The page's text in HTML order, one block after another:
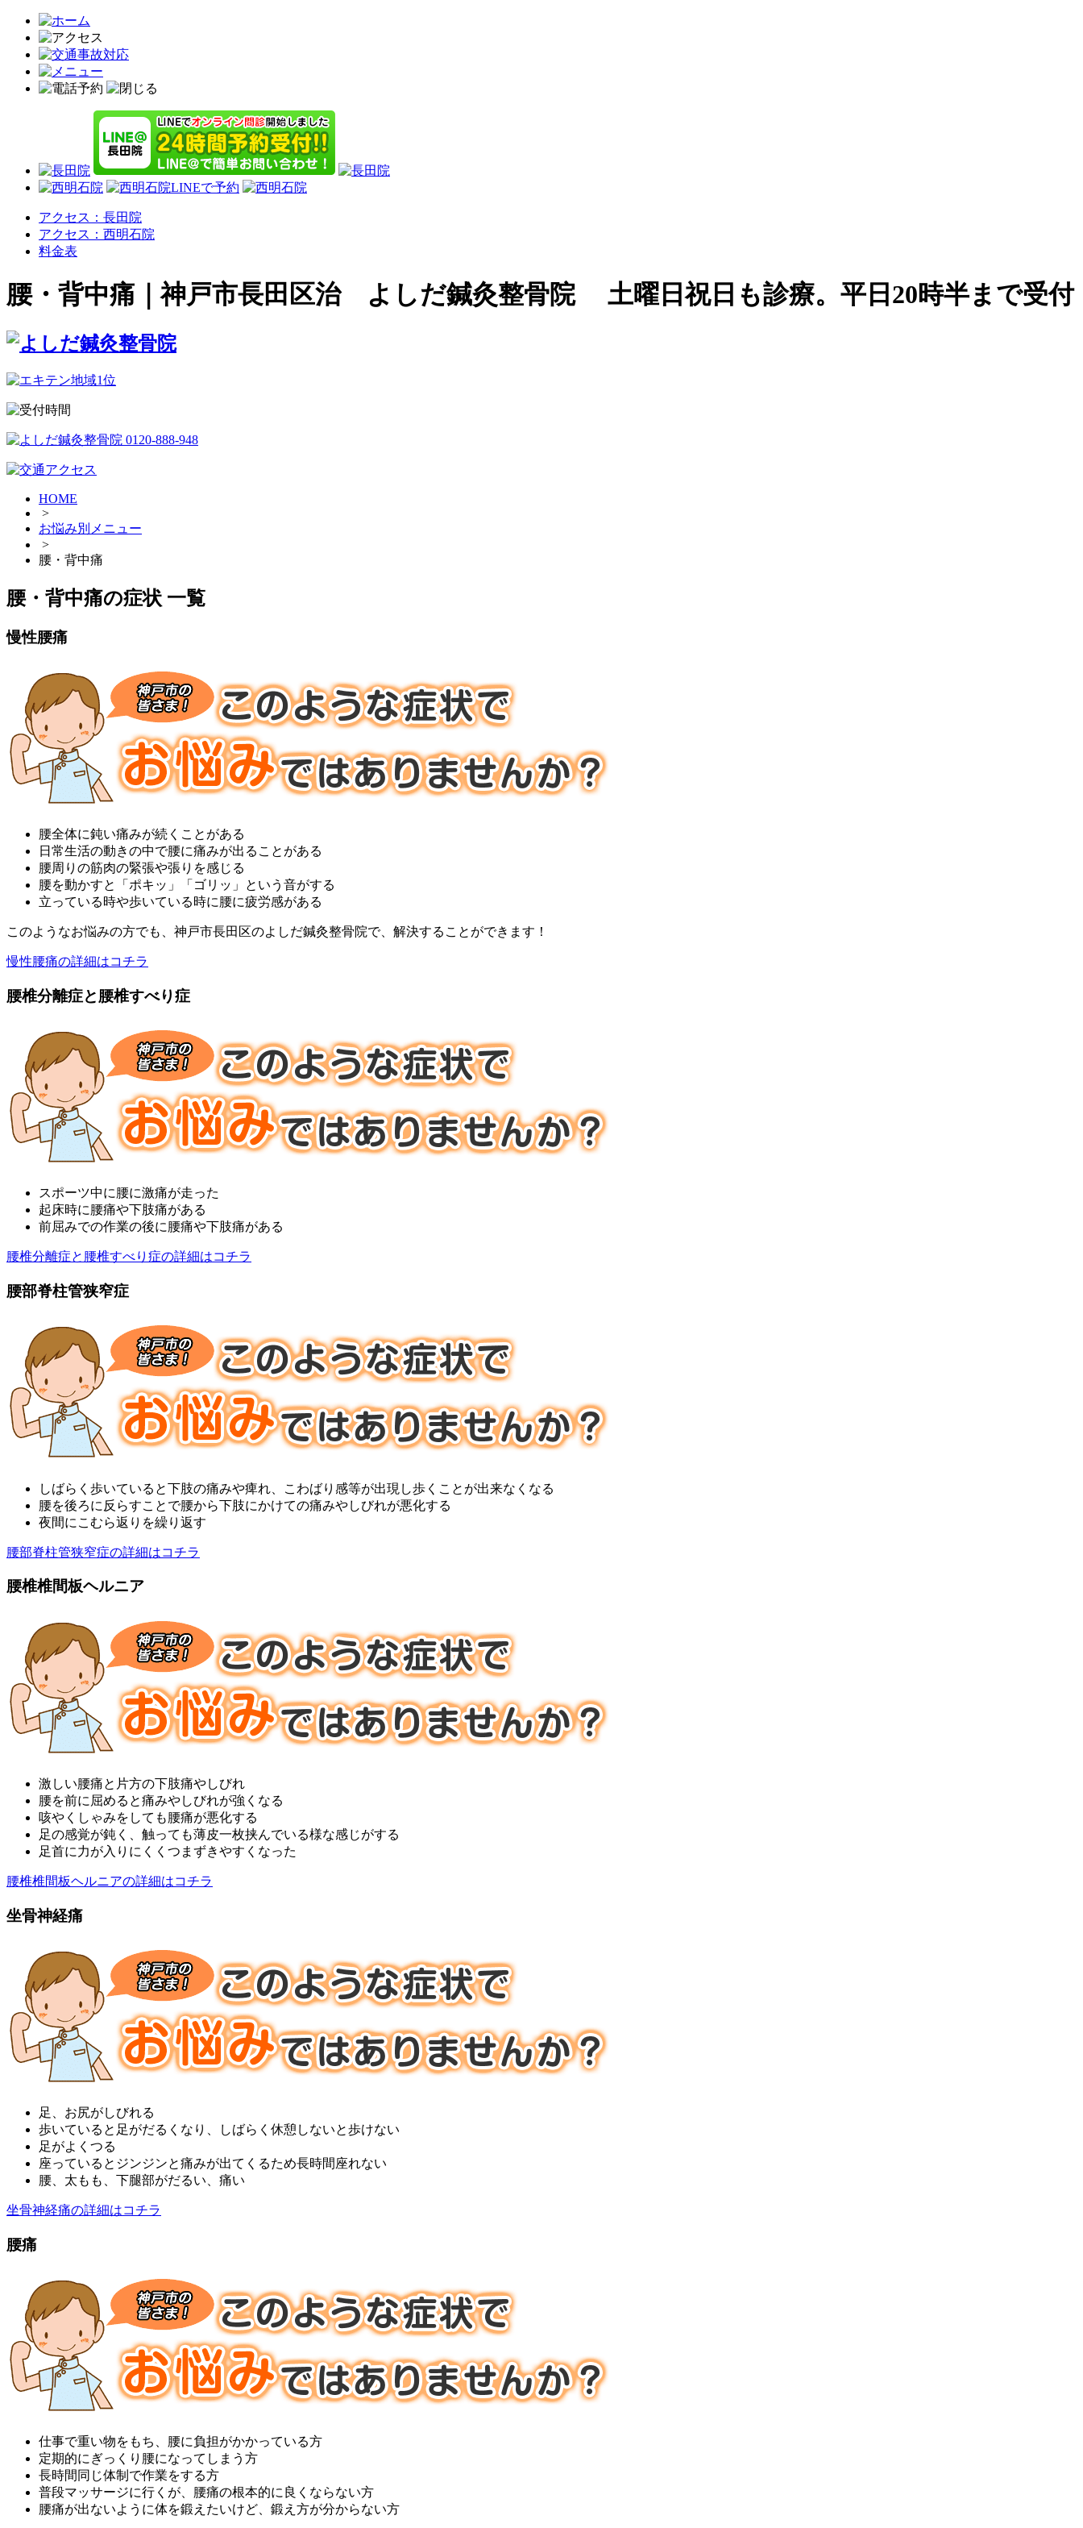
アクセス：長田院
アクセス：西明石院
料金表
腰・背中痛｜神戸市長田区治 よしだ鍼灸整骨院 土曜日祝日も診療。平日20時半まで受付
HOME
>
お悩み別メニュー
>
腰・背中痛
腰・背中痛の症状 一覧
慢性腰痛
腰全体に鈍い痛みが続くことがある
日常生活の動きの中で腰に痛みが出ることがある
腰周りの筋肉の緊張や張りを感じる
腰を動かすと「ポキッ」「ゴリッ」という音がする
立っている時や歩いている時に腰に疲労感がある
このようなお悩みの方でも、神戸市長田区のよしだ鍼灸整骨院で、解決することができます！
慢性腰痛の詳細はコチラ
腰椎分離症と腰椎すべり症
スポーツ中に腰に激痛が走った
起床時に腰痛や下肢痛がある
前屈みでの作業の後に腰痛や下肢痛がある
腰椎分離症と腰椎すべり症の詳細はコチラ
腰部脊柱管狭窄症
しばらく歩いていると下肢の痛みや痺れ、こわばり感等が出現し歩くことが出来なくなる
腰を後ろに反らすことで腰から下肢にかけての痛みやしびれが悪化する
夜間にこむら返りを繰り返す
腰部脊柱管狭窄症の詳細はコチラ
腰椎椎間板ヘルニア
激しい腰痛と片方の下肢痛やしびれ
腰を前に屈めると痛みやしびれが強くなる
咳やくしゃみをしても腰痛が悪化する
足の感覚が鈍く、触っても薄皮一枚挟んでいる様な感じがする
足首に力が入りにくくつまずきやすくなった
腰椎椎間板ヘルニアの詳細はコチラ
坐骨神経痛
足、お尻がしびれる
歩いていると足がだるくなり、しばらく休憩しないと歩けない
足がよくつる
座っているとジンジンと痛みが出てくるため長時間座れない
腰、太もも、下腿部がだるい、痛い
坐骨神経痛の詳細はコチラ
腰痛
仕事で重い物をもち、腰に負担がかかっている方
定期的にぎっくり腰になってしまう方
長時間同じ体制で作業をする方
普段マッサージに行くが、腰痛の根本的に良くならない方
腰痛が出ないように体を鍛えたいけど、鍛え方が分からない方